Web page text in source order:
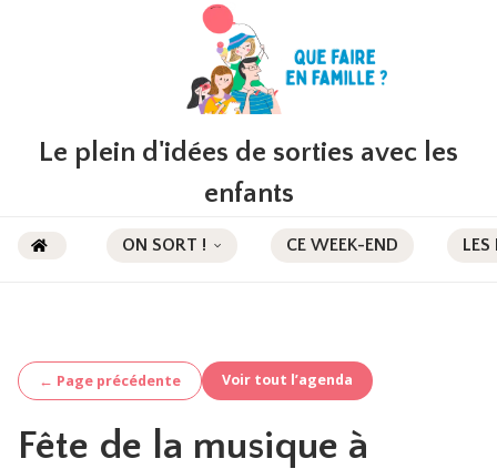
Le plein d'idées de sorties avec les
enfants
ON SORT ! CE WEEK-END LES
← Page précédente Voir tout l’agenda
Fête de la musique à